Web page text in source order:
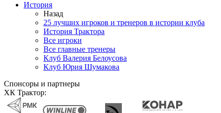
История
Назад
25 лучших игроков и тренеров в истории клуба
История Трактора
Все игроки
Все главные тренеры
Клуб Валерия Белоусова
Клуб Юрия Шумакова
Спонсоры и партнеры
ХК Трактор: